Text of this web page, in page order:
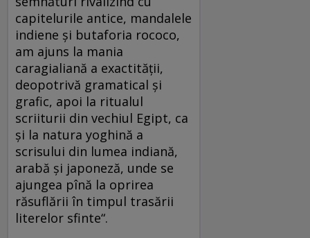
capitelurile antice, mandalele
indiene şi butaforia rococo,
am ajuns la mania
caragialiană a exactităţii,
deopotrivă gramatical şi
grafic, apoi la ritualul
scriiturii din vechiul Egipt, ca
şi la natura yoghină a
scrisului din lumea indiană,
arabă şi japoneză, unde se
ajungea pînă la oprirea
răsuflării în timpul trasării
literelor sfinte“.